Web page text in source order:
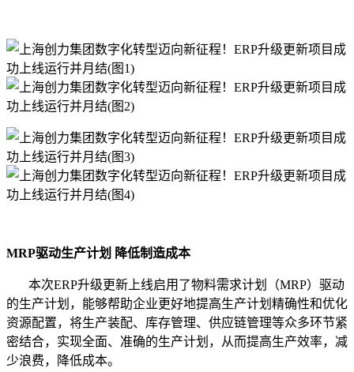
MRP驱动生产计划 降低制造成本
本次ERP升级更新上线启用了物料需求计划（MRP）驱动
的生产计划，能够帮助企业更好地提高生产计划精确性和优化
资源配置，将生产装配、库存管理、供应链管理等众多环节紧
密结合，实现全面、准确的生产计划，从而提高生产效率，减
少浪费，降低成本。